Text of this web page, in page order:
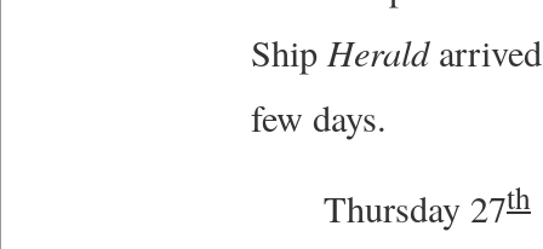
ShipHerald
few days.
Thursday 27th